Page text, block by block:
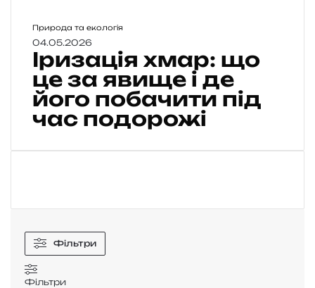
І
р
а
ц
і
о
ц
е
з
Природа та екологія
04.05.2026
Іризація хмар: що
це за явище і де
його побачити під
час подорожі
Фільтри
Фільтри